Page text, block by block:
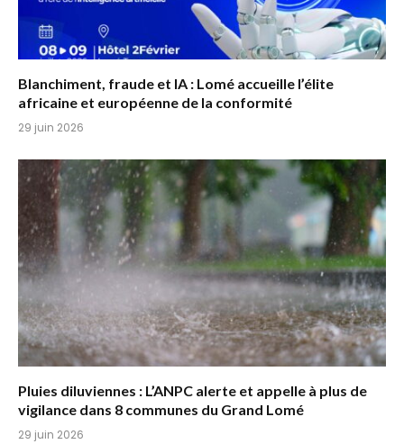
Blanchiment, fraude et IA : Lomé accueille l’élite
africaine et européenne de la conformité
29 juin 2026
Pluies diluviennes : L’ANPC alerte et appelle à plus de
vigilance dans 8 communes du Grand Lomé
29 juin 2026